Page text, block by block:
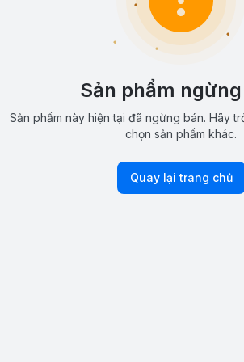
Sản phẩm
Sản phẩm này hiện tại đã ngừng bán. Hãy
chọn sản phẩm khác.
Quay lại trang chủ